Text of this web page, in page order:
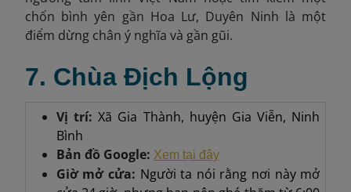
chốn bình yên gần Hoa Lư, Duyên Ninh là một
điểm dừng chân ý nghĩa và gần gũi.
7. Chùa Địch Lộng
Vị trí:Xã Gia Thành, huyện Gia Viễn, Ninh
Bình
Bản đồ Google: Xem tại đây
Giờ mở cửa: Người ta nói rằng nơi này mở